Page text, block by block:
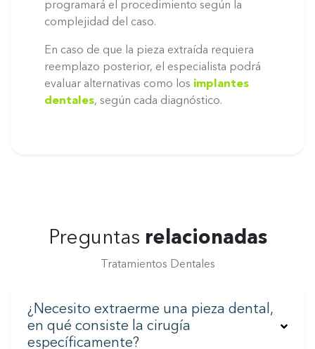
programará el procedimiento según la
complejidad del caso.
En caso de que la pieza extraída requiera
reemplazo posterior, el especialista podrá
evaluar alternativas como los implantes
dentales, según cada diagnóstico.
Preguntas relacionadas
Tratamientos Dentales
¿Necesito extraerme una pieza dental,
en qué consiste la cirugía
específicamente?